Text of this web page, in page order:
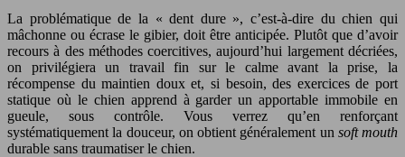
La problématique de la « dent dure », c’est-à-dire du chien qui
mâchonne ou écrase le gibier, doit être anticipée. Plutôt que d’avoir
recours à des méthodes coercitives, aujourd’hui largement décriées,
on privilégiera un travail fin sur le calme avant la prise, la
récompense du maintien doux et, si besoin, des exercices de port
statique où le chien apprend à garder un apportable immobile en
gueule, sous contrôle. Vous verrez qu’en renforçant
systématiquement la douceur, on obtient généralement un soft mouth
durable sans traumatiser le chien.